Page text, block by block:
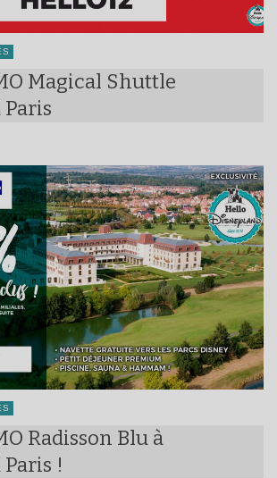
Magical Shuttle
Radisson Blu à
!